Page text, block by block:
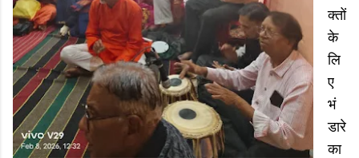
क्तों
के
लि
ए
भं
डारे
का